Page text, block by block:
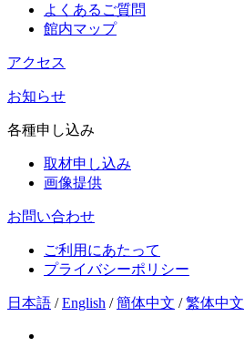
よくあるご質問
館内マップ
アクセス
お知らせ
各種申し込み
取材申し込み
画像提供
お問い合わせ
ご利用にあたって
プライバシーポリシー
日本語 /English /簡体中文 /繁体中文